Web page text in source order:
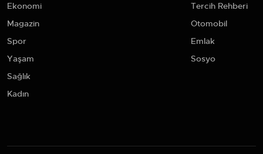
Ekonomi
Magazin
Spor
Yaşam
Sağlık
Kadın
Tercih Rehberi
Otomobil
Emlak
Sosyo